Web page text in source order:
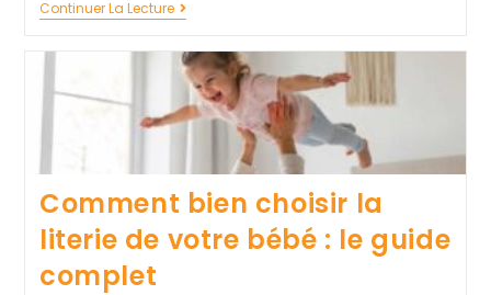
Continuer La Lecture
Comment bien choisir la
literie de votre bébé : le guide
complet